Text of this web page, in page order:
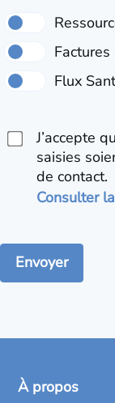
J’accepte
saisies
de contact.
Consulter
À propos